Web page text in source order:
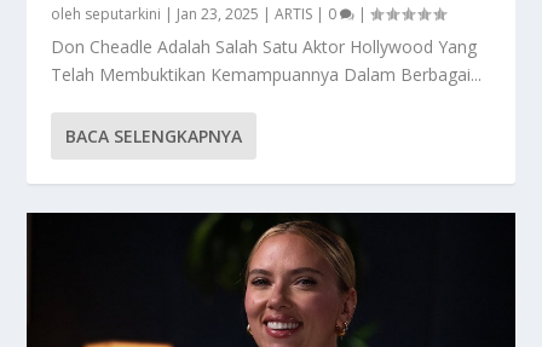
oleh seputarkini | Jan 23, 2025 |ARTIS | 0 |
Don Cheadle Adalah Salah Satu Aktor Hollywood Yang
Telah Membuktikan Kemampuannya Dalam Berbagai...
BACA SELENGKAPNYA